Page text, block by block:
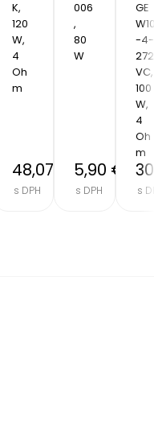
K,
120
W,
4
Oh
m
48,07 €
s DPH
006
,
80
W
5,90 €
s DPH
GE
-4-
272
VC,
100
W,
4
Oh
m
s